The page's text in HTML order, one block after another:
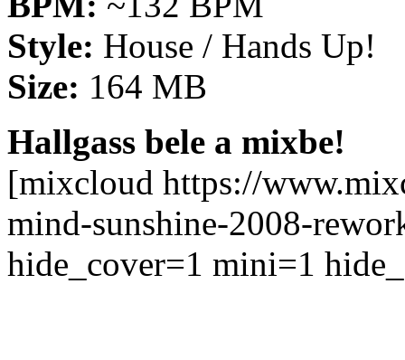
Style: House / Hands Up!
Size: 164 MB
Hallgass bele a mixbe!
[mixcloud https://
mind-sunshine-2008-
hide_cover=1 mini=1